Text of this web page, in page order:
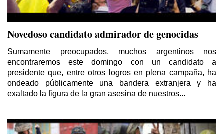
Novedoso candidato admirador de genocidas
Sumamente preocupados, muchos argentinos nos
encontraremos este domingo con un candidato a
presidente que, entre otros logros en plena campaña, ha
ondeado públicamente una bandera extranjera y ha
exaltado la figura de la gran asesina de nuestros...